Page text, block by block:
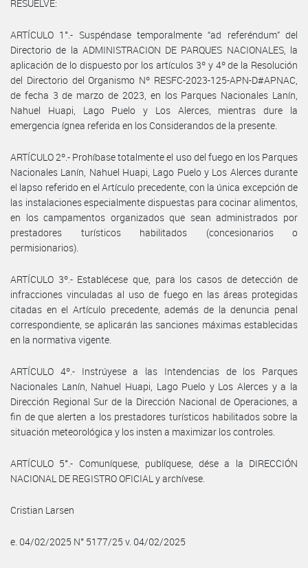
RESUELVE:
ARTÍCULO 1°.- Suspéndase temporalmente “ad referéndum” del
Directorio de la ADMINISTRACION DE PARQUES NACIONALES, la
aplicación de lo dispuesto por los artículos 3º y 4º de la Resolución
del Directorio del Organismo Nº RESFC-2023-125-APN-D#APNAC,
de fecha 3 de marzo de 2023, en los Parques Nacionales Lanín,
Nahuel Huapi, Lago Puelo y Los Alerces, mientras dure la
emergencia ígnea referida en los Considerandos de la presente.
ARTÍCULO 2º.- Prohíbase totalmente el uso del fuego en los Parques
Nacionales Lanín, Nahuel Huapi, Lago Puelo y Los Alerces durante
el lapso referido en el Artículo precedente, con la única excepción de
las instalaciones especialmente dispuestas para cocinar alimentos,
en los campamentos organizados que sean administrados por
prestadores turísticos habilitados (concesionarios o
permisionarios).
ARTÍCULO 3º.- Establécese que, para los casos de detección de
infracciones vinculadas al uso de fuego en las áreas protegidas
citadas en el Artículo precedente, además de la denuncia penal
correspondiente, se aplicarán las sanciones máximas establecidas
en la normativa vigente.
ARTÍCULO 4º.- Instrúyese a las Intendencias de los Parques
Nacionales Lanín, Nahuel Huapi, Lago Puelo y Los Alerces y a la
Dirección Regional Sur de la Dirección Nacional de Operaciones, a
fin de que alerten a los prestadores turísticos habilitados sobre la
situación meteorológica y los insten a maximizar los controles.
ARTÍCULO 5°.- Comuníquese, publíquese, dése a la DIRECCIÓN
NACIONAL DE REGISTRO OFICIAL y archívese.
Cristian Larsen
e. 04/02/2025 N° 5177/25 v. 04/02/2025